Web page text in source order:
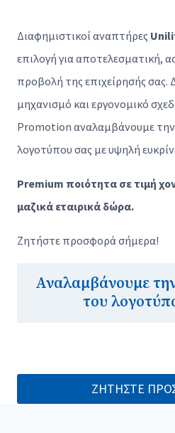
Διαφημιστικοί αναπτήρες
επιλογή για αποτελεσματική,
προβολή της επιχείρησής σας.
μηχανισμό και εργονομικό
Promotion αναλαμβάνουμε
λογοτύπου σας με υψηλή
Premium ποιότητα σε τιμή
μαζικά εταιρικά δώρα.
Ζητήστε προσφορά σήμερα!
Αναλαμβάνουμε
του
ΖΗΤΗΣΤΕ